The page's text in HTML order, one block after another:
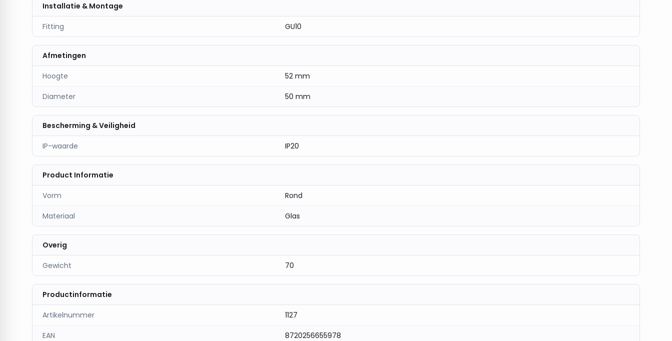
Installatie & Montage
Fitting GU10
Afmetingen
Hoogte 52 mm
Diameter 50 mm
Bescherming & Veiligheid
IP-waarde IP20
Product Informatie
Vorm Rond
Materiaal Glas
Overig
Gewicht 70
Productinformatie
Artikelnummer 1127
EAN 8720256655978